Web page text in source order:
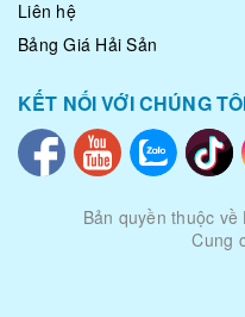
Liên hệ
Bảng Giá Hải Sản
KẾT NỐI VỚI CHÚNG
Bản quyền thuộc về
Cung